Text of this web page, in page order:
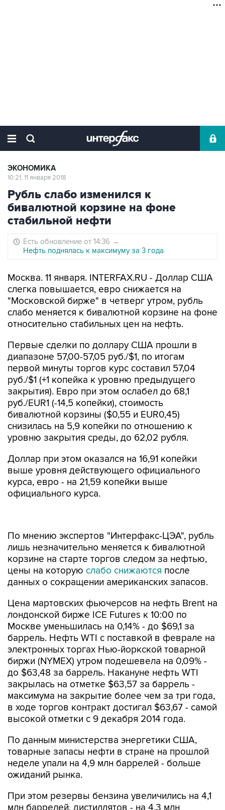
ЭКОНОМИКА
10:21, 11 января 2018
Рубль слабо изменился к
бивалютной корзине на фоне
стабильной нефти
Есть обновление от 14:36 →
Нефть поднялась к максимуму за 3 года
Москва. 11 января. INTERFAX.RU - Доллар США
слегка повышается, евро снижается на
"Московской бирже" в четверг утром, рубль
слабо меняется к бивалютной корзине на фоне
относительно стабильных цен на нефть.
Первые сделки по доллару США прошли в
диапазоне 57,00-57,05 руб./$1, по итогам
первой минуты торгов курс составил 57,04
руб./$1 (+1 копейка к уровню предыдущего
закрытия). Евро при этом ослабел до 68,1
руб./EUR1 (-14,5 копейки), стоимость
бивалютной корзины ($0,55 и EUR0,45)
снизилась на 5,9 копейки по отношению к
уровню закрытия среды, до 62,02 рубля.
Доллар при этом оказался на 16,91 копейки
выше уровня действующего официального
курса, евро - на 21,59 копейки выше
официального курса.
корзине на старте торгов следом за нефтью,
цены на которуюслабо снижаютсяпосле
данных о сокращении американских запасов.
Цена мартовских фьючерсов на нефть Brent на
Москве уменьшилась на 0,14% - до $69,1 за
баррель. Нефть WTI с поставкой в феврале на
электронных торгах Нью-йоркской товарной
биржи (NYMEX) утром подешевела на 0,09% -
до $63,48 за баррель. Накануне нефть WTI
закрылась на отметке $63,57 за баррель -
максимума на закрытие более чем за три года,
в ходе торгов контракт достигал $63,67 - самой
высокой отметки с 9 декабря 2014 года.
По данным министерства энергетики США,
неделе упали на 4,9 млн баррелей - больше
ожиданий рынка.
При этом резервы бензина увеличились на 4,1
баррелей.